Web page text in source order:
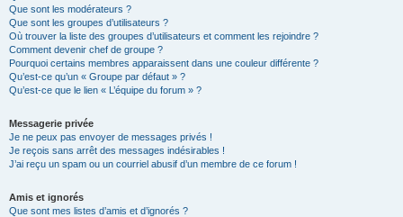
Que sont les modérateurs ?
Que sont les groupes d’utilisateurs ?
Où trouver la liste des groupes d’utilisateurs et comment les rejoindre ?
Comment devenir chef de groupe ?
Pourquoi certains membres apparaissent dans une couleur différente ?
Qu’est-ce qu’un « Groupe par défaut » ?
Qu’est-ce que le lien « L’équipe du forum » ?
Messagerie privée
Je ne peux pas envoyer de messages privés !
Je reçois sans arrêt des messages indésirables !
J’ai reçu un spam ou un courriel abusif d’un membre de ce forum !
Amis et ignorés
Que sont mes listes d’amis et d’ignorés ?